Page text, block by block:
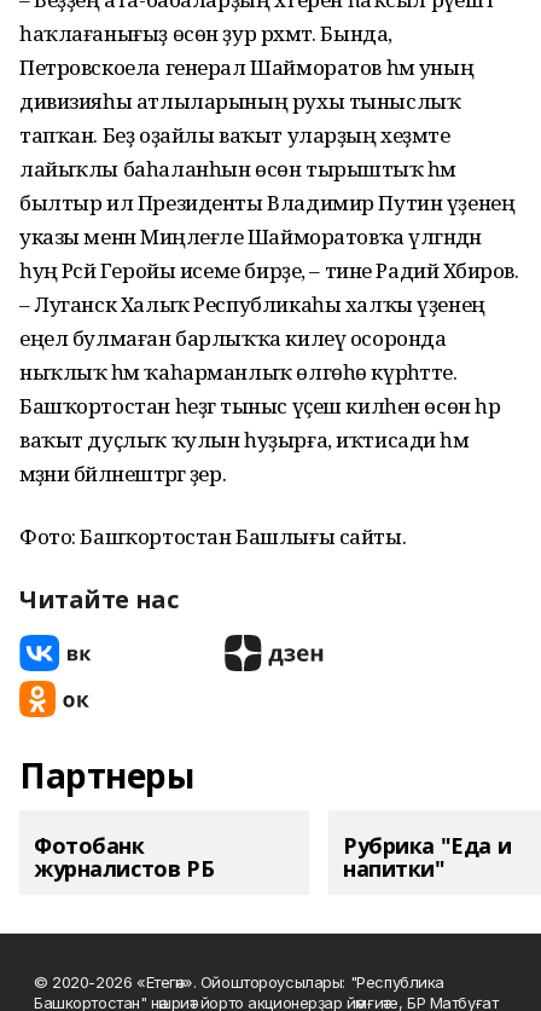
һаҡлағанығыҙ өсөн ҙур рәхмәт. Бында,
Петровскоела генерал Шайморатов һәм уның
дивизияһы атлыларының рухы тыныслыҡ
тапҡан. Беҙ оҙайлы ваҡыт уларҙың хеҙмәте
лайыҡлы баһаланһын өсөн тырыштыҡ һәм
былтыр ил Президенты Владимир Путин үҙенең
указы менән Миңлеғәле Шайморатовҡа үлгәндән
һуң Рәсәй Геройы исеме бирҙе, – тине Радий Хәбиров.
– Луганск Халыҡ Республикаһы халҡы үҙенең
еңел булмаған барлыҡҡа килеү осоронда
ныҡлыҡ һәм ҡаһарманлыҡ өлгөһө күрһәтте.
Башҡортостан һеҙгә тыныс үҫеш килһен өсөн һәр
ваҡыт дуҫлыҡ ҡулын һуҙырға, иҡтисади һәм
мәҙәни бәйләнештәргә әҙер.
Фото: Башҡортостан Башлығы сайты.
Читайте нас
Партнеры
Фотобанк
журналистов РБ
Рубрика "Еда и
напитки"
© 2020-2026 «Етегән». Ойоштороусылары: "Республика
Башкортостан" нәшриәт йорто акционерҙар йәмғиәте, БР Матбуғат